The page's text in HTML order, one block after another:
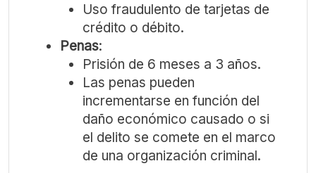
Uso fraudulento de tarjetas de
crédito o débito.
Penas:
Prisión de 6 meses a 3 años.
Las penas pueden
incrementarse en función del
daño económico causado o si
el delito se comete en el marco
de una organización criminal.